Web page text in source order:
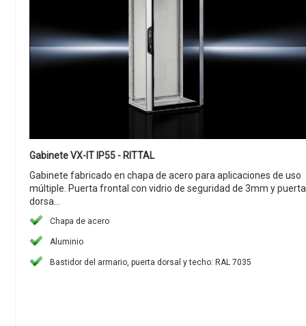
Gabinete VX-IT IP55 - RITTAL
Gabinete fabricado en chapa de acero para aplicaciones de uso
múltiple. Puerta frontal con vidrio de seguridad de 3mm y puerta
dorsa...
Chapa de acero
Aluminio
Bastidor del armario, puerta dorsal y techo: RAL 7035